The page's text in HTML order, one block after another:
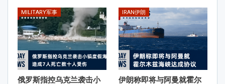
MILITARY军事
俄罗斯指控乌克兰袭击小
IRAN伊朗
伊朗称即将与阿曼就霍尔